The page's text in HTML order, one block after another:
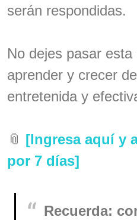
serán respondidas.
No dejes pasar
aprender y crecer
entretenida y
📎 [Ingresa aquí y
por 7 días]
Recuerda: